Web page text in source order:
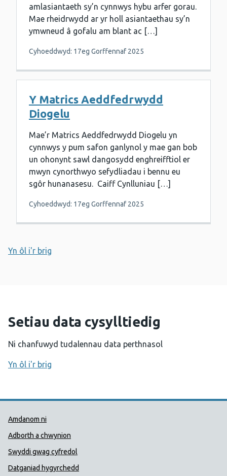
amlasiantaeth sy’n cynnwys hybu arfer gorau.
Mae rheidrwydd ar yr holl asiantaethau sy’n
ymwneud â gofalu am blant ac […]
Cyhoeddwyd: 17eg Gorffennaf 2025
Y Matrics Aeddfedrwydd
Diogelu
Mae’r Matrics Aeddfedrwydd Diogelu yn
cynnwys y pum safon ganlynol y mae gan bob
un ohonynt sawl dangosydd enghreifftiol er
mwyn cynorthwyo sefydliadau i bennu eu
sgôr hunanasesu. Caiff Cynlluniau […]
Cyhoeddwyd: 17eg Gorffennaf 2025
Yn ôl i'r brig
Setiau data cysylltiedig
Ni chanfuwyd tudalennau data perthnasol
Yn ôl i'r brig
Dolenni Cymorth Iechyd
Amdanom ni
Adborth a chwynion
Swyddi gwag cyfredol
Datganiad hygyrchedd